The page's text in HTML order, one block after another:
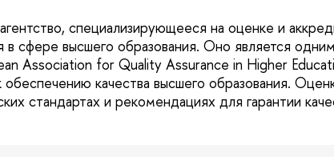
специализирующееся на оценке и
в сфере высшего образования. Оно является
Association for Quality Assurance in Higher
качества высшего образования.
стандартах и рекомендациях для гарантии